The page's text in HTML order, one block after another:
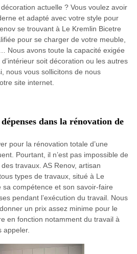
actuelle ? Vous voulez avoir
et adapté avec votre style pour
se trouvant à Le Kremlin Bicetre
pour se charger de votre meuble,
Nous avons toute la capacité exigée
soit décoration ou les autres
nous vous sollicitons de nous
site internet.
dans la rénovation de
pour la rénovation totale d’une
Pourtant, il n’est pas impossible de
travaux. AS Renov, artisan
types de travaux, situé à Le
sa compétence et son savoir-faire
pendant l’exécution du travail. Nous
un prix assez minime pour le
en fonction notamment du travail à
appeler.